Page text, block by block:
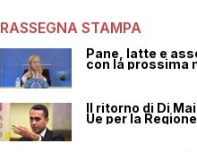
RASSEGNA STAMPA
Pane, latte e
con la prossima
Il ritorno di Di
Ue per la